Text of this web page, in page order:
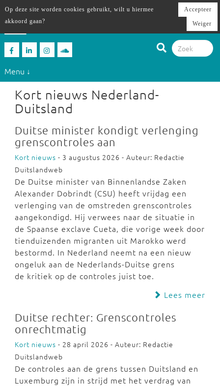
Menu ↓
Kort nieuws Nederland-
Duitsland
Duitse minister kondigt verlenging
grenscontroles aan
Kort nieuws - 3 augustus 2026 - Auteur: Redactie
Duitslandweb
De Duitse minister van Binnenlandse Zaken
Alexander Dobrindt (CSU) heeft vrijdag een
verlenging van de omstreden grenscontroles
aangekondigd. Hij verwees naar de situatie in
de Spaanse exclave Cueta, die vorige week door
tienduizenden migranten uit Marokko werd
bestormd. In Nederland neemt na een nieuw
ongeluk aan de Nederlands-Duitse grens
de kritiek op de controles juist toe.
Lees meer
Duitse rechter: Grenscontroles
onrechtmatig
Kort nieuws - 28 april 2026 - Auteur: Redactie
Duitslandweb
De controles aan de grens tussen Duitsland en
Luxemburg zijn in strijd met het verdrag van
Op deze site worden cookies gebruikt, wilt u hiermee
akkoord gaan?
Accepteer
Weiger